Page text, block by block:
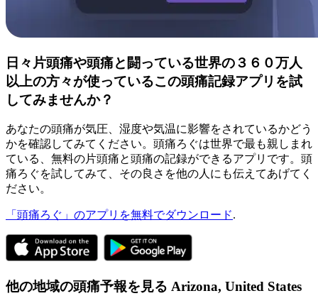
日々片頭痛や頭痛と闘っている世界の３６０万人
以上の方々が使っているこの頭痛記録アプリを試
してみませんか？
あなたの頭痛が気圧、湿度や気温に影響をされているかどう
かを確認してみてください。頭痛ろぐは世界で最も親しまれ
ている、無料の片頭痛と頭痛の記録ができるアプリです。頭
痛ろぐを試してみて、その良さを他の人にも伝えてあげてく
ださい。
「頭痛ろぐ」のアプリを無料でダウンロード.
他の地域の頭痛予報を見る Arizona, United States